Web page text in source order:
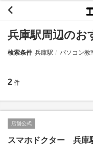
兵庫駅周辺のお
検索条件 兵庫駅 パソコン教
2 件
店舗公式
スマホドクター 兵庫